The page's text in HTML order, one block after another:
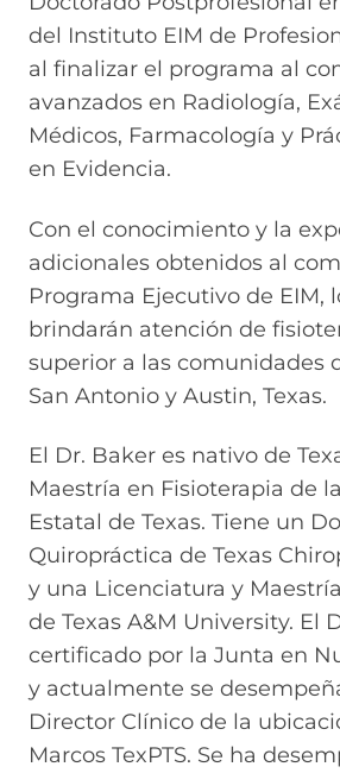
del Instituto EIM de
al finalizar el programa al
avanzados en Radiología,
Médicos, Farmacología y
en Evidencia.
Con el conocimiento y la
adicionales obtenidos al
Programa Ejecutivo de EIM,
brindarán atención de
superior a las comunidades
San Antonio y Austin, Texas.
El Dr. Baker es nativo de
Maestría en Fisioterapia de
Estatal de Texas. Tiene un
Quiropráctica de Texas
y una Licenciatura y
de Texas A&M University. El
certificado por la Junta en
y actualmente se
Director Clínico de la
Marcos TexPTS. Se ha